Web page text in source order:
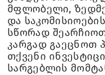
მფლობელი,
და
სწორად
კარგად გაეცნოთ
თქვენი
სარგებლის